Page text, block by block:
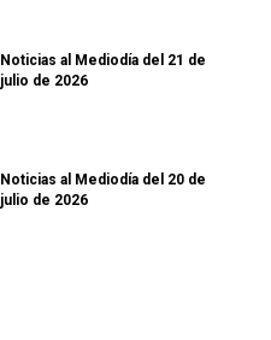
Noticias al Mediodía del 21 de
julio de 2026
Noticias al Mediodía del 20 de
julio de 2026